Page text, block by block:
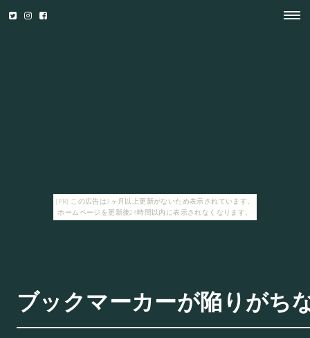
[PR] この広告は3ヶ月以上更新がないため表示されています。
ホームページを更新後24時間以内に表示されなくなります。
ブックマーカーが陥りがち